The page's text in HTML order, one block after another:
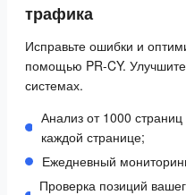
трафика
Исправьте ошибки и
помощью PR-CY.
системах.
Анализ от 1000
каждой странице;
Ежедневный
Проверка позиций